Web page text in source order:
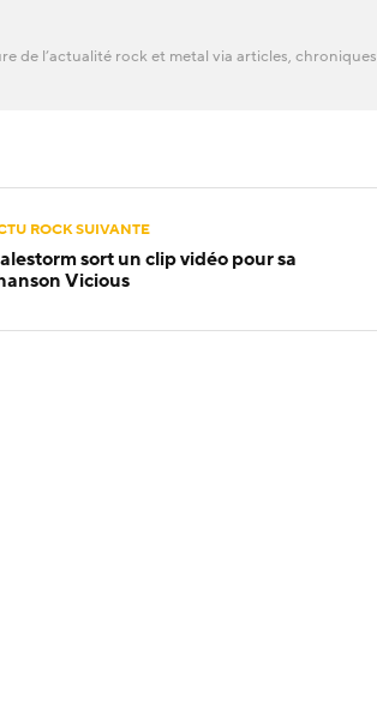
de l’actualité rock et metal via articles, chroniques
ROCK SUIVANTE
sort un clip vidéo pour sa
Vicious